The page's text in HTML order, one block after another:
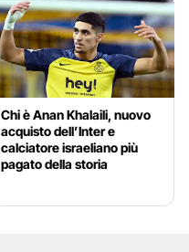
Chi è Anan Khalaili, nuovo
acquisto dell’Inter e
calciatore israeliano più
pagato della storia